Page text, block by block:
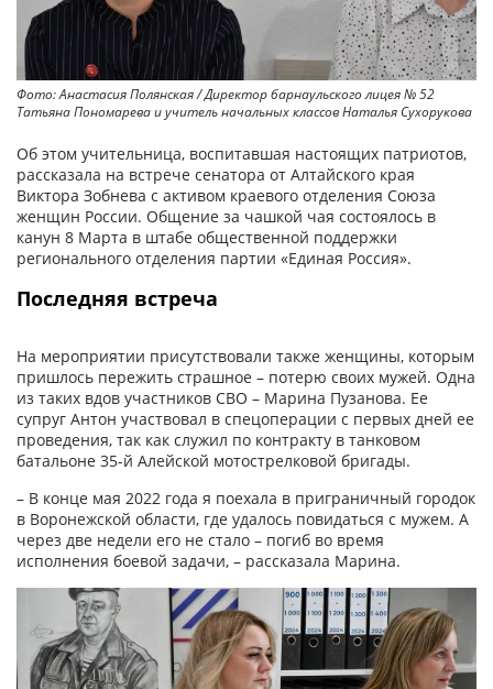
Фото: Анастасия Полянская / Директор барнаульского лицея № 52
Татьяна Пономарева и учитель начальных классов Наталья Сухорукова
Об этом учительница, воспитавшая настоящих патриотов,
рассказала на встрече сенатора от Алтайского края
Виктора Зобнева с активом краевого отделения Союза
женщин России. Общение за чашкой чая состоялось в
канун 8 Марта в штабе общественной поддержки
регионального отделения партии «Единая Россия».
Последняя встреча
На мероприятии присутствовали также женщины, которым
пришлось пережить страшное – потерю своих мужей. Одна
из таких вдов участников СВО – Марина Пузанова. Ее
супруг Антон участвовал в спецоперации с первых дней ее
проведения, так как служил по контракту в танковом
батальоне 35-й Алейской мотострелковой бригады.
– В конце мая 2022 года я поехала в приграничный городок
в Воронежской области, где удалось повидаться с мужем. А
через две недели его не стало – погиб во время
исполнения боевой задачи, – рассказала Марина.